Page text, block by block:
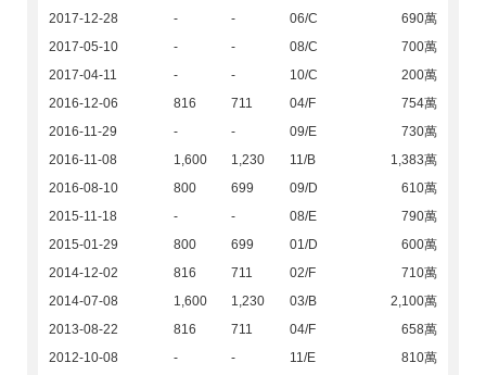
2017-12-28
- - 06/C
690萬
2017-05-10
- - 08/C
700萬
2017-04-11
- - 10/C
200萬
2016-12-06
816 711 04/F
754萬
2016-11-29
- - 09/E
730萬
2016-11-08
1,600 1,230 11/B
1,383萬
2016-08-10
800 699 09/D
610萬
2015-11-18
- - 08/E
790萬
2015-01-29
800 699 01/D
600萬
2014-12-02
816 711 02/F
710萬
2014-07-08
1,600 1,230 03/B
2,100萬
2013-08-22
816 711 04/F
658萬
2012-10-08
- - 11/E
810萬